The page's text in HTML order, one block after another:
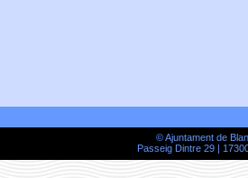
© Ajuntament de
Passeig Dintre 29 |